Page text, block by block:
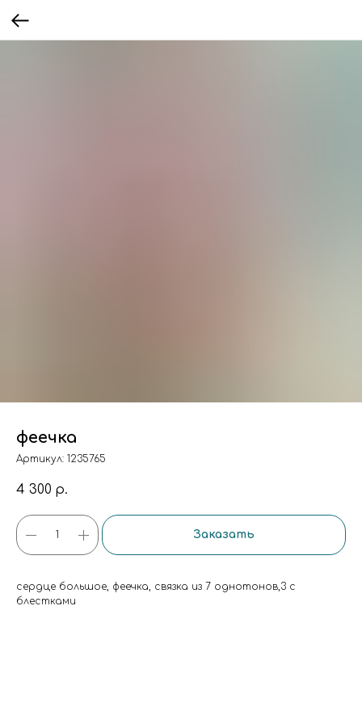
феечка
Артикул: 1235765
4 300 р.
Заказать
сердце большое, феечка, связка из 7 однотонов,3 с
блестками